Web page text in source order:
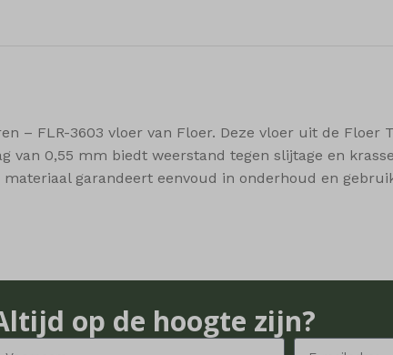
– FLR-3603 vloer van Floer. Deze vloer uit de Floer
0,55 mm biedt weerstand tegen slijtage en
garandeert eenvoud in onderhoud en
op de hoogte zijn?